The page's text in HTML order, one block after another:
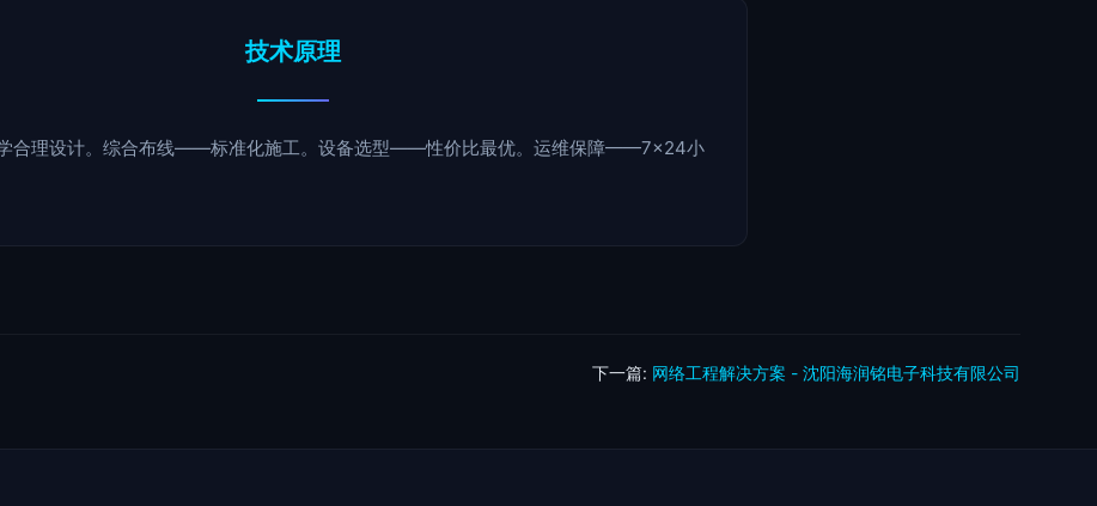
技术原理
合理设计。综合布线——标准化施工。设备选型——性价比最优。运维保障——7×24小
下一篇: 网络工程解决方案 - 沈阳海润铭电子科技有限公司